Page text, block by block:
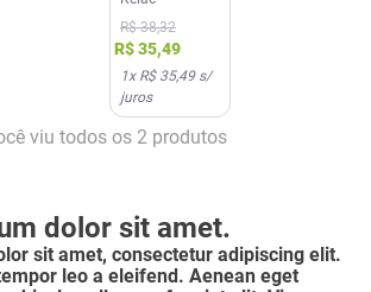
10mg 10
Comprimidos
Sublinguais
R$ 38,32
R$35,49
1x R$ 35,49s/
juros
viu todos os 2 produtos
dolor sit amet.
sit amet, consectetur adipiscing elit.
leo a eleifend. Aenean eget